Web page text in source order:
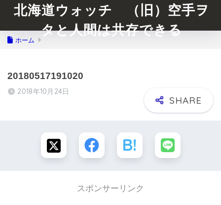
北海道ウォッチ （旧）空手ヲ
タと人間は共存できる
ホーム
20180517191020
2018年10月24日
スポンサーリンク